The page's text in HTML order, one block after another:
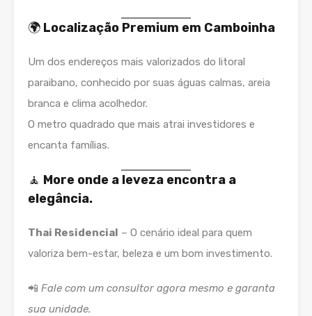
🌍 Localização Premium em Camboinha
Um dos endereços mais valorizados do litoral
paraibano, conhecido por suas águas calmas, areia
branca e clima acolhedor.
O metro quadrado que mais atrai investidores e
encanta famílias.
🧘 More onde a leveza encontra a
elegância.
Thai Residencial – O cenário ideal para quem
valoriza bem-estar, beleza e um bom investimento.
📲 Fale com um consultor agora mesmo e garanta
sua unidade.